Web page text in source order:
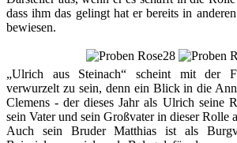
dass ihm das gelingt hat er bereits in
bewiesen.
„Ulrich aus Steinach“ scheint mit der
verwurzelt zu sein, denn ein Blick in die
Clemens - der dieses Jahr als Ulrich seine
sein Vater und sein Großvater in dieser Rolle
Auch sein Bruder Matthias ist als